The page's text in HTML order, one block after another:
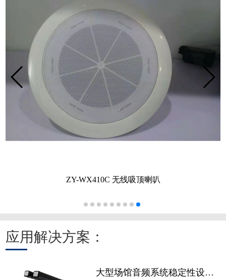
ZY-WX410C 无线吸顶喇叭
应用解决方案：
大型场馆音频系统稳定性设计全攻略：从抗干扰架构到长期运维成本控制